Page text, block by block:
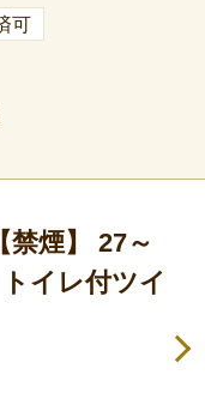
可
煙】 27～
イレ付ツイ